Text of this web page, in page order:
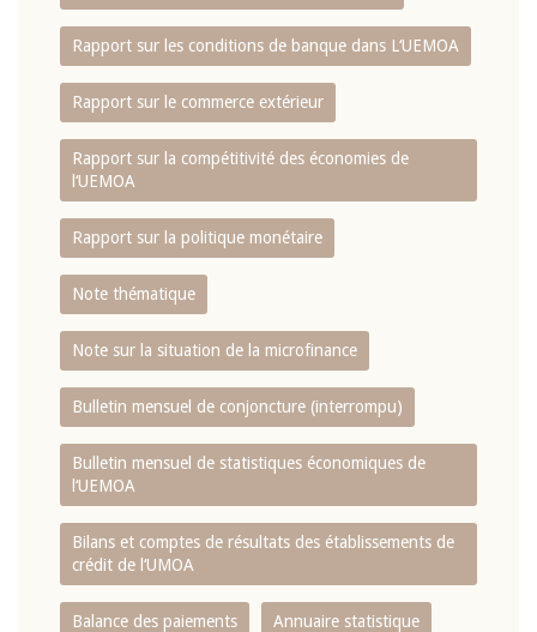
Rapport sur les conditions de banque dans L‘UEMOA
Rapport sur le commerce extérieur
Rapport sur la compétitivité des économies de
l‘UEMOA
Rapport sur la politique monétaire
Note thématique
Note sur la situation de la microfinance
Bulletin mensuel de conjoncture (interrompu)
Bulletin mensuel de statistiques économiques de
l‘UEMOA
Bilans et comptes de résultats des établissements de
crédit de l‘UMOA
Balance des paiements Annuaire statistique